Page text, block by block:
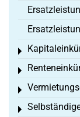
Toggle menu
Toggle menu
Toggle menu
Toggle menu